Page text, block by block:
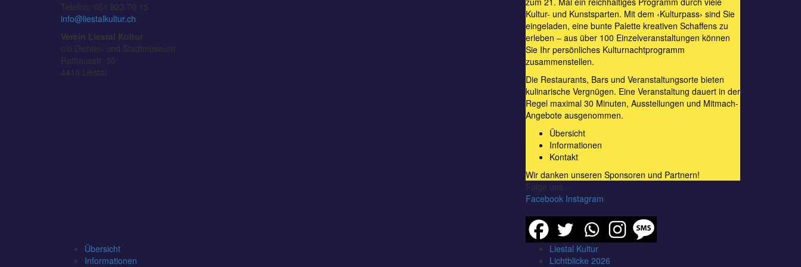
Telefon: 061 923 70 15
info@liestalkultur.ch
Verein Liestal Kultur
c/o Dichter- und Stadtmuseum
Rathausstr. 30
4410 Liestal
Kultur- und Kunstsparten. Mit dem ‹Kulturpass› sind Sie
eingeladen, eine bunte Palette kreativen Schaffens zu
erleben – aus über 100 Einzelveranstaltungen können
Sie Ihr persönliches Kulturnachtprogramm
zusammenstellen.
Die Restaurants, Bars und Veranstaltungsorte bieten
kulinarische Vergnügen. Eine Veranstaltung dauert in der
Regel maximal 30 Minuten, Ausstellungen und Mitmach-
Angebote ausgenommen.
Übersicht
Informationen
Kontakt
Wir danken unseren Sponsoren und Partnern!
Folge uns...
Facebook Instagram
Übersicht
Informationen
Liestal Kultur
Lichtblicke 2026